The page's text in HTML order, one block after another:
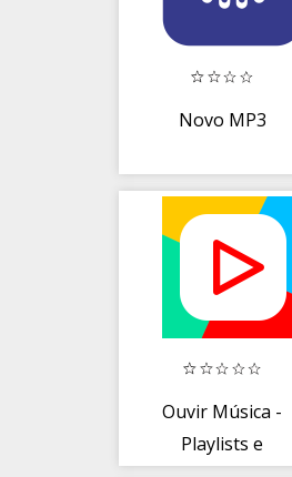
Novo MP3
Ouvir Música -
Playlists e